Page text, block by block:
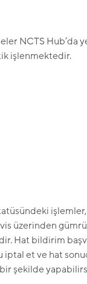
NCTS Hub’da
işlenmektedir.
işlemler,
üzerinden
Hat bildirim
iptal et ve hat
şekilde